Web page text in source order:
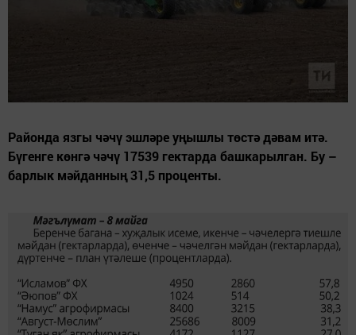
Районда язгы чәчү эшләре уңышлы төстә дәвам итә.
Бүгенге көнгә чәчү 17539 гектарда башкарылган. Бу –
барлык мәйданның 31,5 проценты.